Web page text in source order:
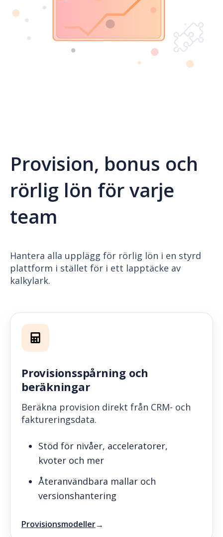
Provision, bonus och
rörlig lön för varje
team
Hantera alla upplägg för rörlig lön i en styrd
plattform i stället för i ett lapptäcke av
kalkylark.
Provisionsspårning och
beräkningar
Beräkna provision direkt från CRM- och
faktureringsdata.
Stöd för nivåer, acceleratorer,
kvoter och mer
Återanvändbara mallar och
versionshantering
Provisionsmodeller→